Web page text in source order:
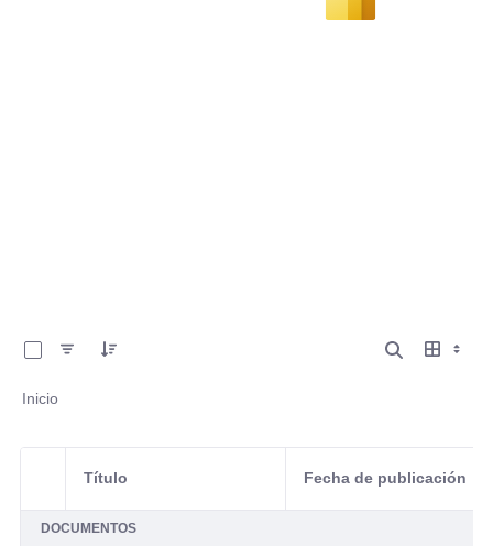
Inicio
Selección del elemento
Título Fecha de publicación
DOCUMENTOS